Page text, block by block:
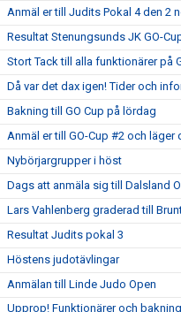
Anmäl er till Judits Pokal 4 den 2
Resultat Stenungsunds JK GO-
Stort Tack till alla funktionärer på
Då var det dax igen! Tider och
Bakning till GO Cup på lördag
Anmäl er till GO-Cup #2 och läger
Nybörjargrupper i höst
Dags att anmäla sig till Dalsland
Lars Vahlenberg graderad till
Resultat Judits pokal 3
Höstens judotävlingar
Anmälan till Linde Judo Open
Upprop! Funktionärer och